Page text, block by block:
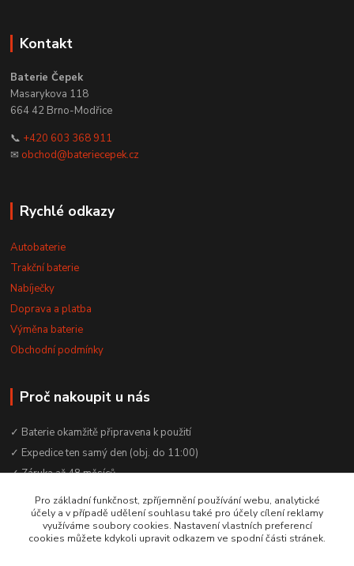
Kontakt
Baterie Čepek
Masarykova 118
664 42 Brno-Modřice
📞 +420 603 368 911
✉ obchod@bateriecepek.cz
Rychlé odkazy
Autobaterie
Trakční baterie
Nabíječky
Doprava a platba
Výměna baterie
Obchodní podmínky
Proč nakoupit u nás
✓ Baterie okamžitě připravena k použití
✓ Expedice ten samý den (obj. do 11:00)
✓ Záruka až 48 měsíců
✓ Odborné poradenství zdarma
✓ Česká rodinná firma od 2012
✓ YouTube kanál s návody a testy baterií
Pro základní funkčnost, zpříjemnění používání webu, analytické
účely a v případě udělení souhlasu také pro účely cílení reklamy
využíváme soubory cookies. Nastavení vlastních preferencí
cookies můžete kdykoli upravit odkazem ve spodní části stránek.